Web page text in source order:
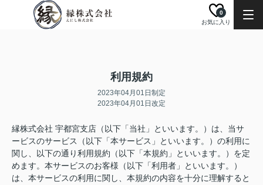
お気に入り
0
利用規約
2023年04月01日制定
2023年04月01日改定
縁株式会社 宇都宮支店（以下「当社」といいます。）は、当サ
ービスのサービス（以下「本サービス」といいます。）の利用に
関し、以下の通り利用規約（以下「本規約」といいます。）を定
めます。本サービスのお客様（以下「利用者」といいます。）
は、本サービスの利用に関し、本規約の内容を十分に理解すると